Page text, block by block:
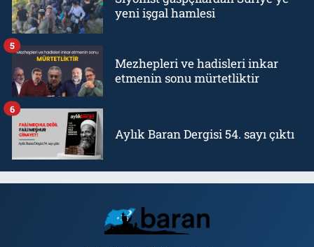
yeni işgal hamlesi
Mezhepleri ve hadisleri inkar
etmenin sonu mürtetliktir
5
Aylık Baran Dergisi 54. sayı çıktı
6